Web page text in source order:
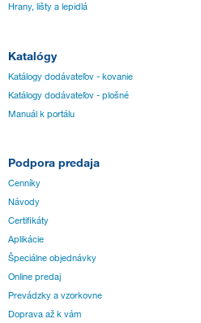
Hrany, lišty a lepidlá
Katalógy
Katálogy dodávateľov - kovanie
Katálogy dodávateľov - plošné
Manuál k portálu
Podpora predaja
Cenníky
Návody
Certifikáty
Aplikácie
Špeciálne objednávky
Online predaj
Prevádzky a vzorkovne
Doprava až k vám